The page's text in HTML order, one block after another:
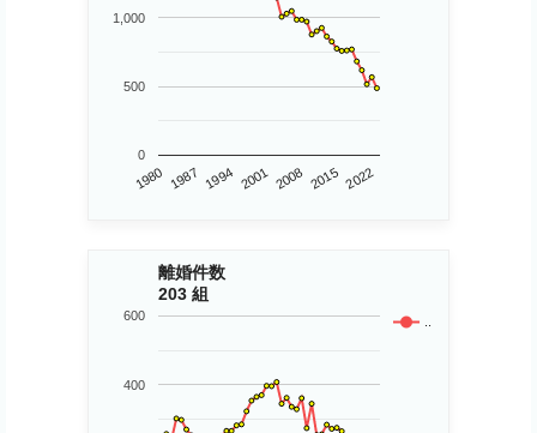
1980 1987 1994 2001 2008 2015 2022
0
500
1,000
離婚件数
203 組
..
400
600